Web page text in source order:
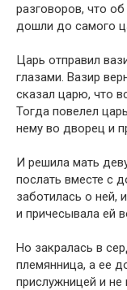
разговоров, что
дошли до самого
Царь отправил
глазами. Вазир
сказал царю, что
Тогда повелел
нему во дворец и
И решила мать
послать вместе с
заботилась о ней,
и причесывала ей
Но закралась в
племянница, а ее
прислужницей и не